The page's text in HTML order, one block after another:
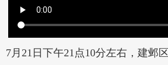
7月21日下午21点10分左右，建邺